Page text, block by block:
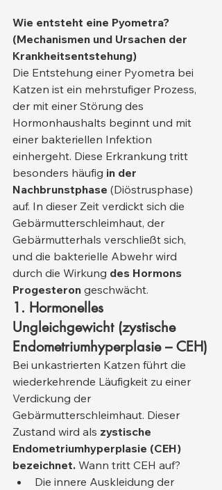
Wie entsteht eine Pyometra?
(Mechanismen und Ursachen der
Krankheitsentstehung)
Die Entstehung einer Pyometra bei
Katzen ist ein mehrstufiger Prozess,
der mit einer Störung des
Hormonhaushalts beginnt und mit
einer bakteriellen Infektion
einhergeht. Diese Erkrankung tritt
besonders häufig in der
Nachbrunstphase (Diöstrusphase)
auf. In dieser Zeit verdickt sich die
Gebärmutterschleimhaut, der
Gebärmutterhals verschließt sich,
und die bakterielle Abwehr wird
durch die Wirkung des Hormons
Progesteron geschwächt.
1. Hormonelles
Ungleichgewicht (zystische
Endometriumhyperplasie – CEH)
Bei unkastrierten Katzen führt die
wiederkehrende Läufigkeit zu einer
Verdickung der
Gebärmutterschleimhaut. Dieser
Zustand wird als zystische
Endometriumhyperplasie (CEH)
bezeichnet. Wann tritt CEH auf?
Die innere Auskleidung der